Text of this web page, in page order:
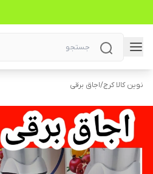
نوین کالا کرج/اجاق برقی